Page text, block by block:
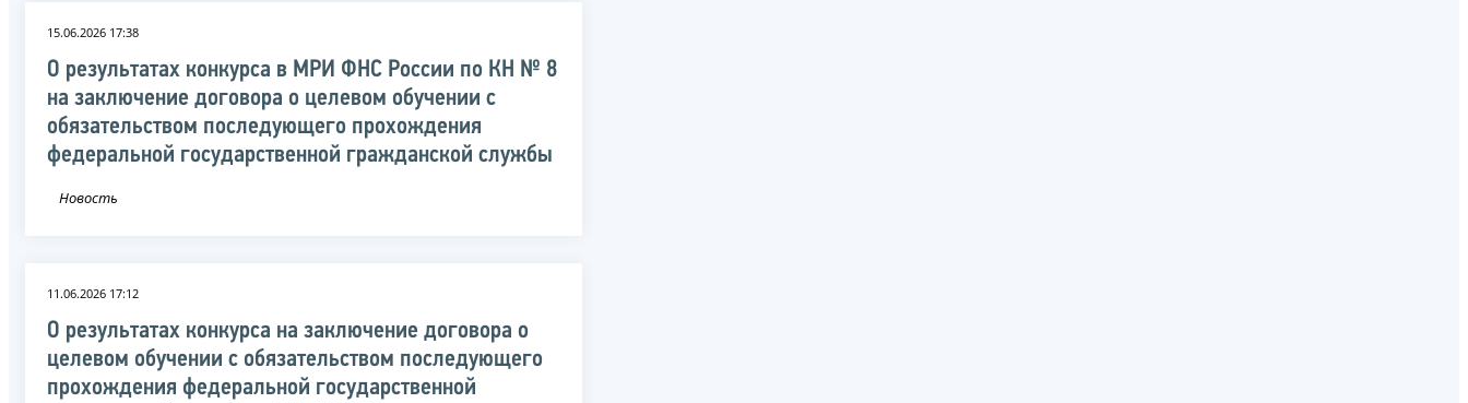
15.06.2026 17:38
О результатах конкурса в МРИ ФНС России по КН № 8
на заключение договора о целевом обучении с
обязательством последующего прохождения
федеральной государственной гражданской службы
Новость
11.06.2026 17:12
О результатах конкурса на заключение договора о
целевом обучении с обязательством последующего
прохождения федеральной государственной